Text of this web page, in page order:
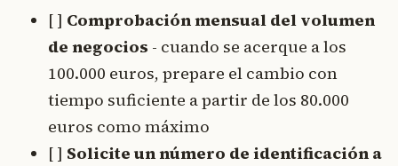
[ ] Comprobación mensual del volumen
de negocios - cuando se acerque a los
100.000 euros, prepare el cambio con
tiempo suficiente a partir de los 80.000
euros como máximo
[ ] Solicite un número de identificación a